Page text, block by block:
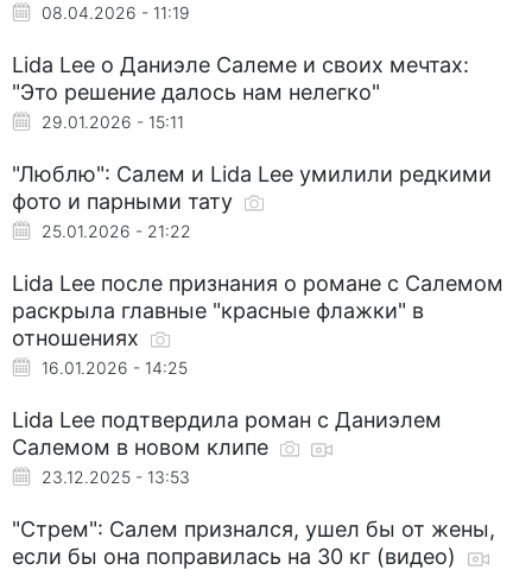
08.04.2026 - 11:19
Lida Lee о Даниэле Салеме и своих мечтах:
"Это решение далось нам нелегко"
29.01.2026 - 15:11
"Люблю": Салем и Lida Lee умилили редкими
фото и парными тату
25.01.2026 - 21:22
Lida Lee после признания о романе с Салемом
раскрыла главные "красные флажки" в
отношениях
16.01.2026 - 14:25
Lida Lee подтвердила роман с Даниэлем
Салемом в новом клипе
23.12.2025 - 13:53
"Стрем": Салем признался, ушел бы от жены,
если бы она поправилась на 30 кг (видео)